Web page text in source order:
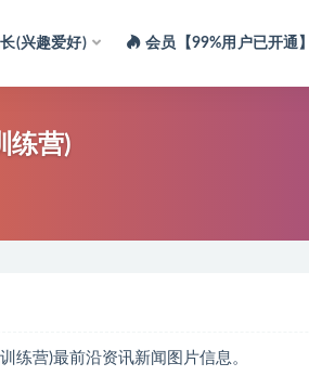
(兴趣爱好) 会员【99%用户已开通】
练营)
)最前沿资讯新闻图片信息。